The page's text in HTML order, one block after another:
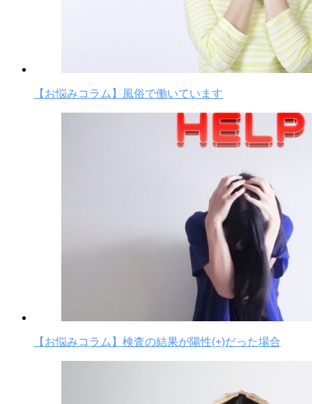
【お悩みコラム】風俗で働いています
【お悩みコラム】検査の結果が陽性(+)だった場合